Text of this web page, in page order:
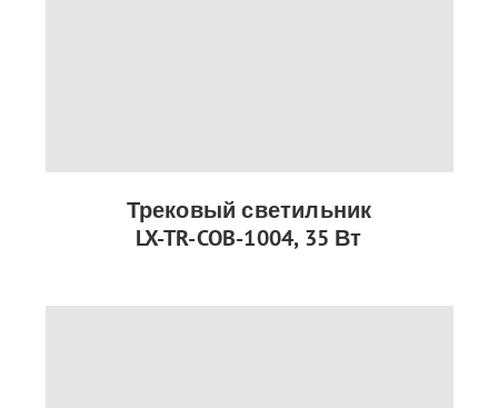
Трековый светильник
LX-TR-COB-1004, 35 Вт